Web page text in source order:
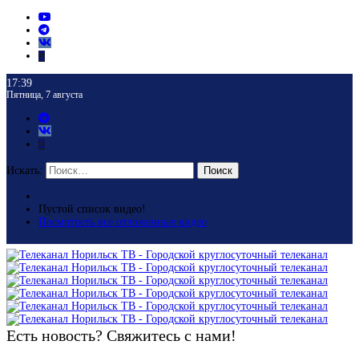
17:39
Пятница, 7 августа
Искать: Поиск
Пустой список видео!
Посмотреть все отложенные видео
Есть новость? Свяжитесь с нами!